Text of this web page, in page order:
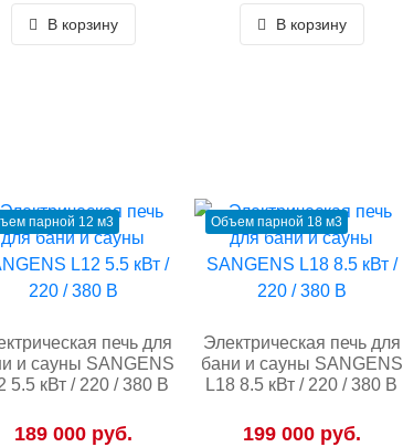
В корзину В корзину
парной 12 м3
печь для
и сауны SANGENS
5.5 кВт / 220 / 380 В
189 000 руб.
Объем парной 18 м3
Электрическая печь для
бани и сауны SANGENS
L18 8.5 кВт / 220 / 380 В
199 000 руб.